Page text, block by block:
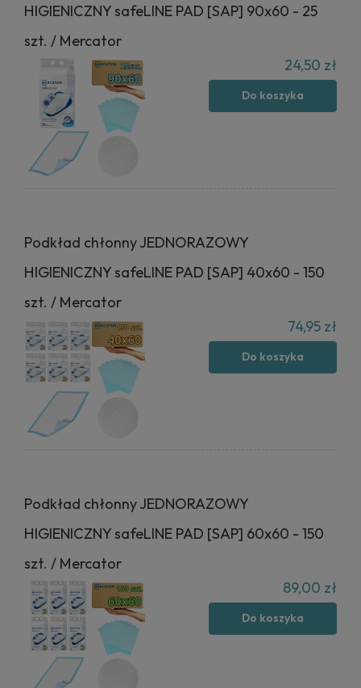
HIGIENICZNY safeLINE PAD [SAP] 90x60 - 25
szt. / Mercator
24,50 zł
Do koszyka
Podkład chłonny JEDNORAZOWY
HIGIENICZNY safeLINE PAD [SAP] 40x60 - 150
szt. / Mercator
74,95 zł
Do koszyka
Podkład chłonny JEDNORAZOWY
HIGIENICZNY safeLINE PAD [SAP] 60x60 - 150
szt. / Mercator
89,00 zł
Do koszyka